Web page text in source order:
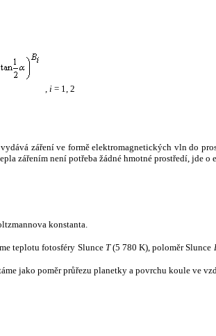
, i = 1, 2
záření ve formě elektromagnetických vln do
zářením není potřeba žádné hmotné prostředí, jde
konstanta.
teplotu fotosféry Slunce T(5 780 K), poloměr Slunce
jako poměr průřezu planetky a povrchu koule ve